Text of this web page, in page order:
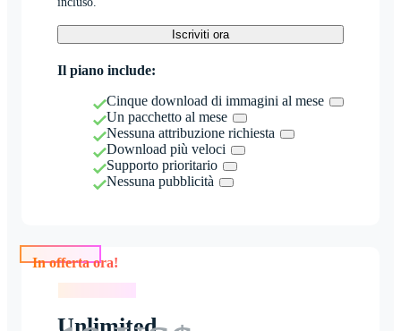
Iscriviti ora
Il piano include:
Cinque download di immagini al mese
Un pacchetto al mese
Nessuna attribuzione richiesta
Download più veloci
Supporto prioritario
Nessuna pubblicità